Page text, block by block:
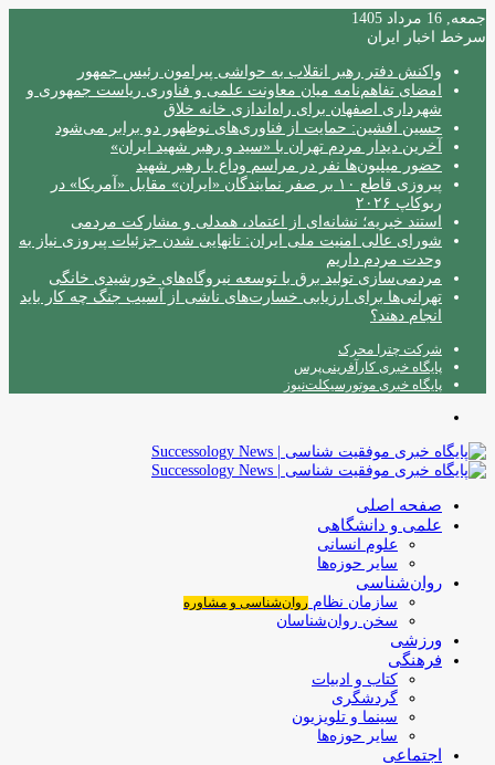
جمعه, 16 مرداد 1405
سرخط اخبار ایران
واکنش دفتر رهبر انقلاب به حواشی پیرامون رئیس جمهور
امضای تفاهم‌نامه میان معاونت علمی و فناوری ریاست جمهوری و
شهرداری اصفهان برای راه‌اندازی خانه خلاق
حسین افشین: حمایت از فناوری‌های نوظهور دو برابر می‌شود
آخرین دیدار مردم تهران با «سید و رهبر شهید ایران»
حضور میلیون‌ها نفر در مراسم وداع با رهبر شهید
پیروزی قاطع ۱۰ بر صفر نمایندگان «ایران» مقابل «آمریکا» در
ربوکاپ ۲۰۲۶
استند خیریه؛ نشانه‌ای از اعتماد، همدلی و مشارکت مردمی
شورای عالی امنیت ملی ایران: تانهایی شدن جزئیات پیروزی نیاز به
وحدت مردم داریم
مردمی‌سازی تولید برق با توسعه نیروگاه‌های خورشیدی خانگی
تهرانی‌ها برای ارزیابی خسارت‌های ناشی از آسیب جنگ چه کار باید
انجام دهند؟
شرکت چترا محرک
پایگاه خبری کارآفرینی‌پرس
پایگاه خبری موتورسیکلت‌نیوز
صفحه اصلی
علمی و دانشگاهی
علوم انسانی
سایر حوزه‌ها
روان‌شناسی
سازمان نظام روان‌شناسی و مشاوره
سخن روان‌شناسان
ورزشی
فرهنگی
کتاب و ادبیات
گردشگری
سینما و تلویزیون
سایر حوزه‌ها
اجتماعی